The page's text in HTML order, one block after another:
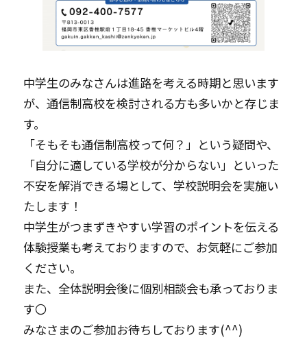
中学生のみなさんは進路を考える時期と思います
が、通信制高校を検討される方も多いかと存じま
す。
「そもそも通信制高校って何？」という疑問や、
「自分に適している学校が分からない」といった
不安を解消できる場として、学校説明会を実施い
たします！
中学生がつまずきやすい学習のポイントを伝える
体験授業も考えておりますので、お気軽にご参加
ください。
また、全体説明会後に個別相談会も承っておりま
す〇
みなさまのご参加お待ちしております(^^)